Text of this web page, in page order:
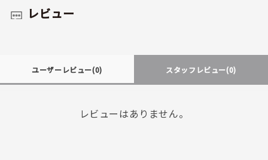
レビュー
ユーザーレビュー(0) スタッフレビュー(0)
レビューはありません。